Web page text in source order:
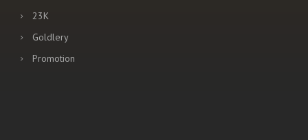
23K
Goldlery
Promotion